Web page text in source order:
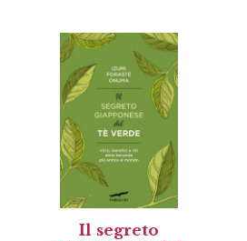
Il segreto